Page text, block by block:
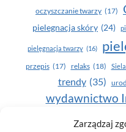
Zarządzaj
oczyszczanie twarzy (17)
pielegnacja skóry (24)
pielęgnacja twarzy (16)
przepis (17) relaks (18)
trendy (35)
wydawnictwo
Yasumi